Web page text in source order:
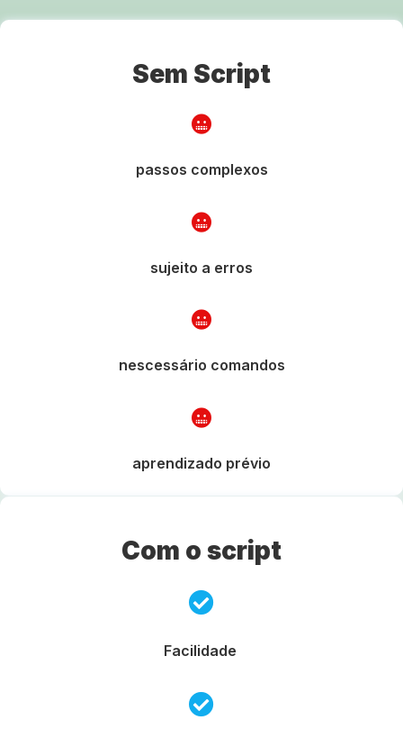
Sem Script
passos complexos
sujeito a erros
nescessário comandos
aprendizado prévio
Com o script
Facilidade